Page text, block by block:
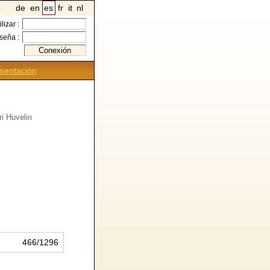
de en es fr it nl
:
:
Huvelin
466/1296